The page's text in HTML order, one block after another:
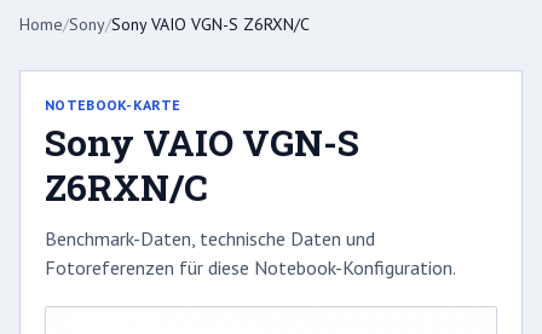
Home/Sony/Sony VAIO VGN-S Z6RXN/C
NOTEBOOK-KARTE
Sony VAIO VGN-S
Z6RXN/C
Benchmark-Daten, technische Daten und
Fotoreferenzen für diese Notebook-Konfiguration.